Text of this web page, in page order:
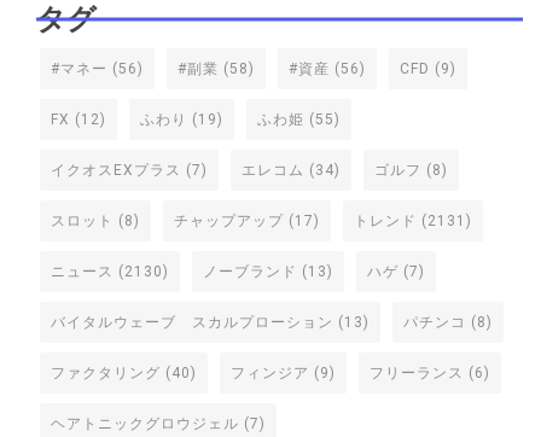
タグ
#マネー (56) #副業 (58) #資産 (56) CFD (9)
FX (12) ふわり (19) ふわ姫 (55)
イクオスEXプラス (7) エレコム (34) ゴルフ (8)
スロット (8) チャップアップ (17) トレンド (2131)
ニュース (2130) ノーブランド (13) ハゲ (7)
バイタルウェーブ スカルプローション (13) パチンコ (8)
ファクタリング (40) フィンジア (9) フリーランス (6)
ヘアトニックグロウジェル (7)